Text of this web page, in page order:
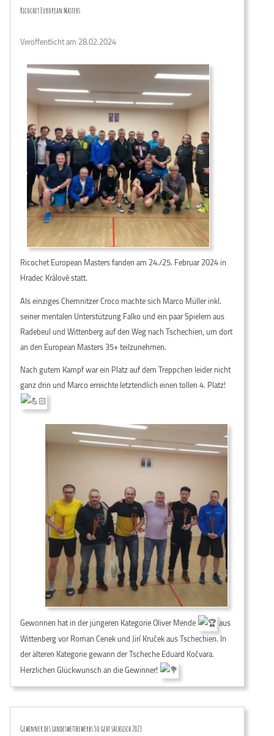
Ricochet European Masters
Veröffentlicht am 28.02.2024
Ricochet European Masters fanden am 24./25. Februar 2024 in
Hradec Králové statt.
Als einziges Chemnitzer Croco machte sich Marco Müller inkl.
seiner mentalen Unterstützung Falko und ein paar Spielern aus
Radebeul und Wittenberg auf den Weg nach Tschechien, um dort
an den European Masters 35+ teilzunehmen.
Nach gutem Kampf war ein Platz auf dem Treppchen leider nicht
ganz drin und Marco erreichte letztendlich einen tollen 4. Platz!
Gewonnen hat in der jüngeren Kategorie Oliver Mende
aus
Wittenberg vor Roman Cenek und Jirí Kruček aus Tschechien. In
der älteren Kategorie gewann der Tscheche Eduard Kočvara.
Herzlichen Glückwunsch an die Gewinner!
Gewinner des Landeswettbewerbs So geht sächsisch 2023